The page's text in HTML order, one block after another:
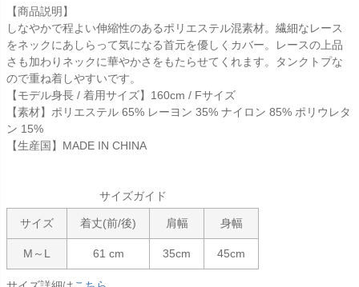
【商品説明】
しなやかで程よい伸縮性のあるポリエステル混素材。繊細なレース
をネックにあしらって気になる首元を優しくカバー。レースの上品
さも加わりネックに華やかさをもたらせてくれます。タンクトプな
ので重ね着しやすいです。
【モデル身長 / 着用サイズ】160cm / Fサイズ
【素材】ポリエステル 65% レーヨン 35% ナイロン 85% ポリウレタ
ン 15%
【生産国】MADE IN CHINA
サイズガイド
サイズ 着丈(前/後) 肩幅 身幅
M～L 61 cm 35cm 45cm